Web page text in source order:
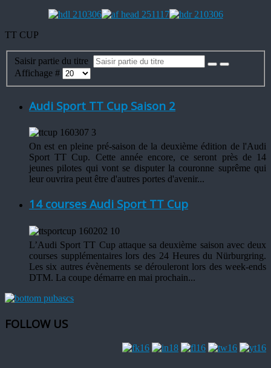
TT CUP
Saisir partie du titre
Affichage #
Audi Sport TT Cup Saison 2
On est en pleine pré-saison de la deuxième édition de l'Audi
Sport TT Cup. Cette année encore, ce seront près de 14
jeunes pilotes qui vont se disputer la couronne suprême qui
leur ouvrira peut être d'autres portes d'avenir...
14 courses Audi Sport TT Cup
L’Audi Sport TT Cup attaque sa deuxième saison avec deux
courses supplémentaires lors des 24 Heures du Nürburgring.
Les six autres évènements se dérouleront lors des week-ends
DTM. La coupe démarre en mai prochain...
FOLLOW US